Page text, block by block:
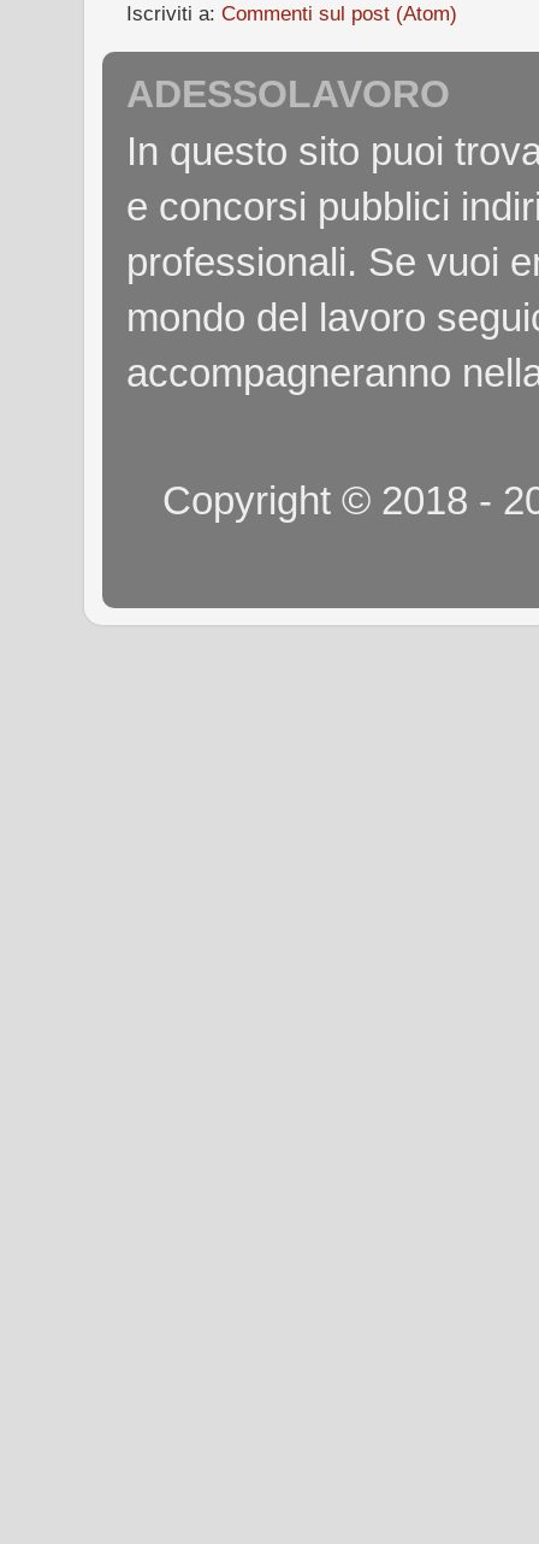
Iscriviti a: Commenti sul post (Atom)
ADESSOLAVORO
In questo sito puoi
e concorsi pubblici
professionali. Se vuoi
mondo del lavoro
accompagneranno
Copyright © 2018 -